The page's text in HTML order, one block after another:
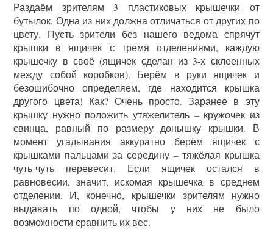
Раздаём зрителям 3 пластиковых крышечки от
бутылок. Одна из них должна отличаться от других по
цвету. Пусть зрители без нашего ведома спрячут
крышки в ящичек с тремя отделениями, каждую
крышечку в своё (ящичек сделан из 3-х склеенных
между собой коробков). Берём в руки ящичек и
безошибочно определяем, где находится крышка
другого цвета! Как? Очень просто. Заранее в эту
крышку нужно положить утяжелитель – кружочек из
свинца, равный по размеру донышку крышки. В
момент угадывания аккуратно берём ящичек с
крышками пальцами за середину – тяжёлая крышка
чуть-чуть перевесит. Если ящичек остался в
равновесии, значит, искомая крышечка в среднем
отделении. И, конечно, крышечки зрителям нужно
выдавать по одной, чтобы у них не было
возможности сравнить их вес.